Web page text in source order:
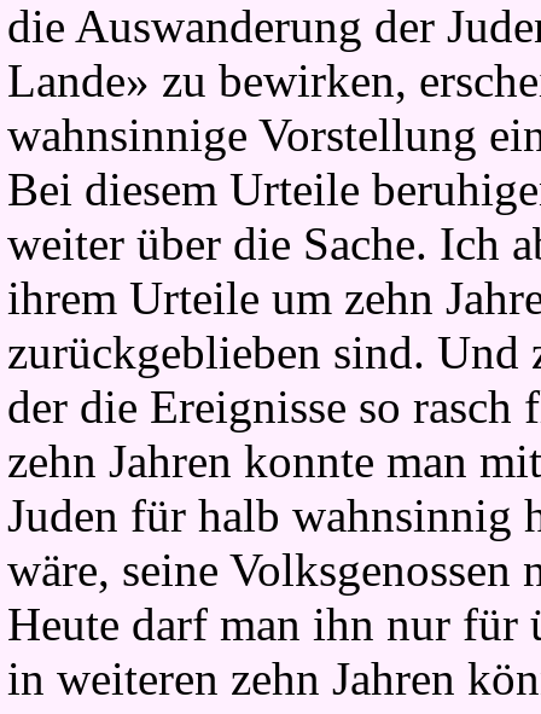
die Auswanderung der
Lande» zu bewirken,
wahnsinnige Vorstellung
Bei diesem Urteile
weiter über die Sache. Ich
ihrem Urteile um zehn
zurückgeblieben sind. Und
der die Ereignisse so
zehn Jahren konnte man
Juden für halb wahnsinnig
wäre, seine Volksgenossen
Heute darf man ihn nur
in weiteren zehn Jahren